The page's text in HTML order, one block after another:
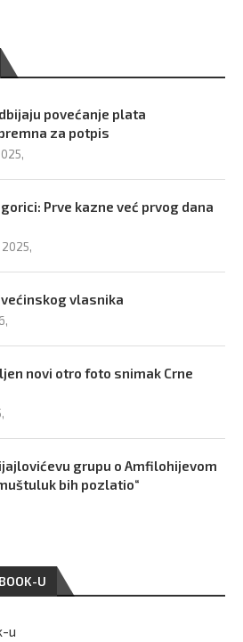
povećanje plata
za potpis
Prve kazne već prvog dana
vlasnika
novi otro foto snimak Crne
grupu o Amfilohijevom
bih pozlatio“
U
u